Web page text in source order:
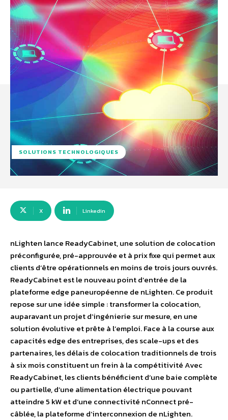
SOLUTIONS TECHNOLOGIQUES
X Linkedin
nLighten lance ReadyCabinet, une solution de colocation
préconfigurée, pré-approuvée et à prix fixe qui permet aux
clients d’être opérationnels en moins de trois jours ouvrés.
ReadyCabinet est le nouveau point d’entrée de la
plateforme edge paneuropéenne de nLighten. Ce produit
repose sur une idée simple : transformer la colocation,
auparavant un projet d’ingénierie sur mesure, en une
solution évolutive et prête à l’emploi. Face à la course aux
capacités edge des entreprises, des scale-ups et des
partenaires, les délais de colocation traditionnels de trois
à six mois constituent un frein à la compétitivité Avec
ReadyCabinet, les clients bénéficient d’une baie complète
ou partielle, d’une alimentation électrique pouvant
atteindre 5 kW et d’une connectivité nConnect pré-
câblée, la plateforme d’interconnexion de nLighten.